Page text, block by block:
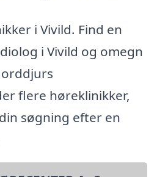
i Vivild. Find en
i Vivild og omegn
flere høreklinikker,
søgning efter en